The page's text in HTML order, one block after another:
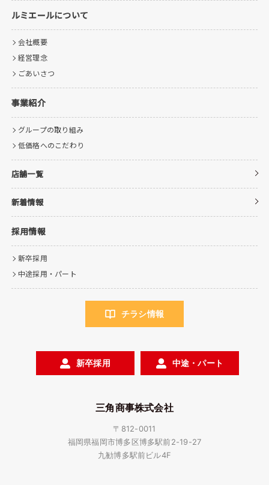
ルミエールについて
会社概要
経営理念
ごあいさつ
事業紹介
グループの取り組み
低価格へのこだわり
店舗一覧
新着情報
採用情報
新卒採用
中途採用・パート
チラシ情報
新卒採用 中途・パート
三角商事株式会社
〒812-0011
福岡県福岡市博多区博多駅前2-19-27
九勧博多駅前ビル4F